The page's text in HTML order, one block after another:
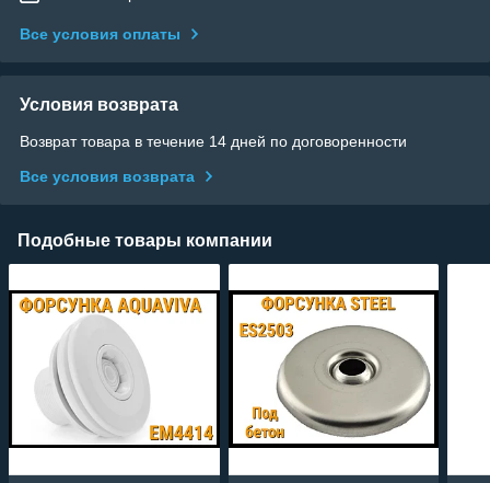
Все условия оплаты
Условия возврата
Возврат товара в течение 14 дней по договоренности
Все условия возврата
Подобные товары компании